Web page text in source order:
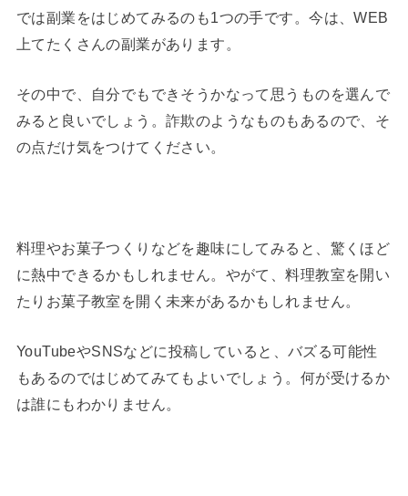
では副業をはじめてみるのも1つの手です。今は、WEB
上てたくさんの副業があります。
その中で、自分でもできそうかなって思うものを選んで
みると良いでしょう。詐欺のようなものもあるので、そ
の点だけ気をつけてください。
料理やお菓子つくりなどを趣味にしてみると、驚くほど
に熱中できるかもしれません。やがて、料理教室を開い
たりお菓子教室を開く未来があるかもしれません。
YouTubeやSNSなどに投稿していると、バズる可能性
もあるのではじめてみてもよいでしょう。何が受けるか
は誰にもわかりません。